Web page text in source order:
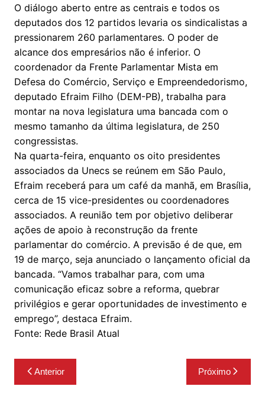
O diálogo aberto entre as centrais e todos os
deputados dos 12 partidos levaria os sindicalistas a
pressionarem 260 parlamentares. O poder de
alcance dos empresários não é inferior. O
coordenador da Frente Parlamentar Mista em
Defesa do Comércio, Serviço e Empreendedorismo,
deputado Efraim Filho (DEM-PB), trabalha para
montar na nova legislatura uma bancada com o
mesmo tamanho da última legislatura, de 250
congressistas.
Na quarta-feira, enquanto os oito presidentes
associados da Unecs se reúnem em São Paulo,
Efraim receberá para um café da manhã, em Brasília,
cerca de 15 vice-presidentes ou coordenadores
associados. A reunião tem por objetivo deliberar
ações de apoio à reconstrução da frente
parlamentar do comércio. A previsão é de que, em
19 de março, seja anunciado o lançamento oficial da
bancada. “Vamos trabalhar para, com uma
comunicação eficaz sobre a reforma, quebrar
privilégios e gerar oportunidades de investimento e
emprego”, destaca Efraim.
Fonte: Rede Brasil Atual
Navegação
de
Anterior Próximo